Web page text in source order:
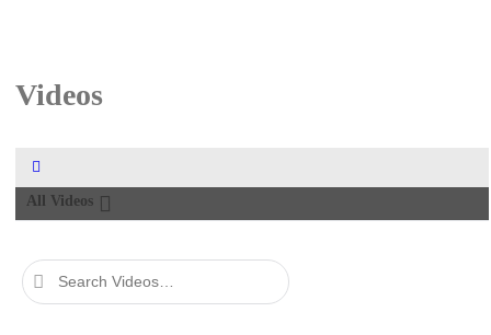
Videos
Menu
Items
All Videos
Search
Videos…